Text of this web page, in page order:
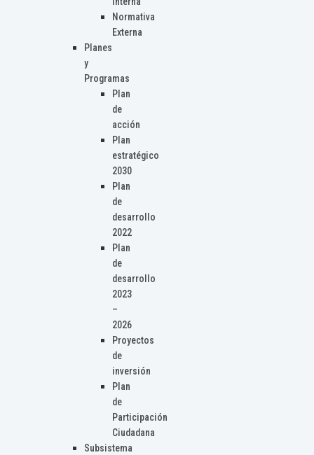
Normativa
Externa
Planes
y
Programas
Plan
de
acción
Plan
estratégico
2030
Plan
de
desarrollo
2022
Plan
de
desarrollo
2023
–
2026
Proyectos
de
inversión
Plan
de
Participación
Ciudadana
Subsistema